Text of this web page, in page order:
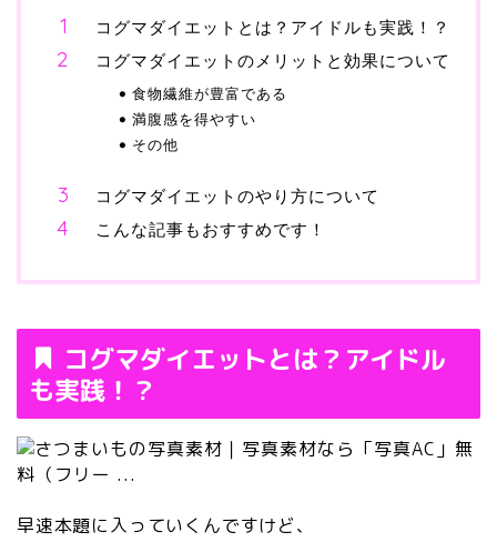
コグマダイエットとは？アイドルも実践！？
コグマダイエットのメリットと効果について
食物繊維が豊富である
満腹感を得やすい
その他
コグマダイエットのやり方について
こんな記事もおすすめです！
コグマダイエットとは？アイドル
も実践！？
早速本題に入っていくんですけど、